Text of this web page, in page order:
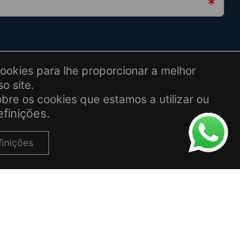
para lhe proporcionar a melhor
site.
os cookies que estamos a utilizar ou